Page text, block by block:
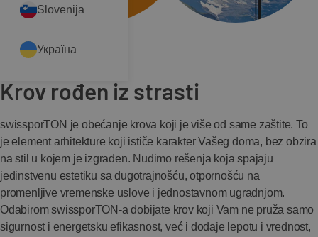
Krov rođen iz strasti
swissporTON je obećanje krova koji je više od same zaštite. To
je element arhitekture koji ističe karakter Vašeg doma, bez obzira
na stil u kojem je izgrađen. Nudimo rešenja koja spajaju
jedinstvenu estetiku sa dugotrajnošću, otpornošću na
promenljive vremenske uslove i jednostavnom ugradnjom.
Odabirom swissporTON-a dobijate krov koji Vam ne pruža samo
sigurnost i energetsku efikasnost, već i dodaje lepotu i vrednost,
Slovenija
Україна